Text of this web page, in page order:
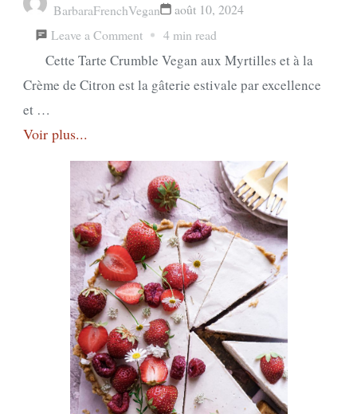
BarbaraFrenchVegan
août 10, 2024
Leave a Commenton
Tarte
Crumble
&
Myrtilles
/
Vegan
Lemon
Blueberry
Streusel
Pie
4 min read
Cette Tarte Crumble Vegan aux Myrtilles et à la
Crème de Citron est la gâterie estivale par excellence
et …
Voir plus...